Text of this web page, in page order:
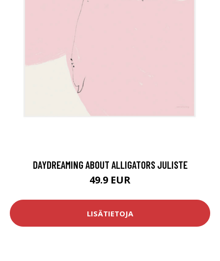
DAYDREAMING ABOUT ALLIGATORS JULISTE
49.9 EUR
LISÄTIETOJA